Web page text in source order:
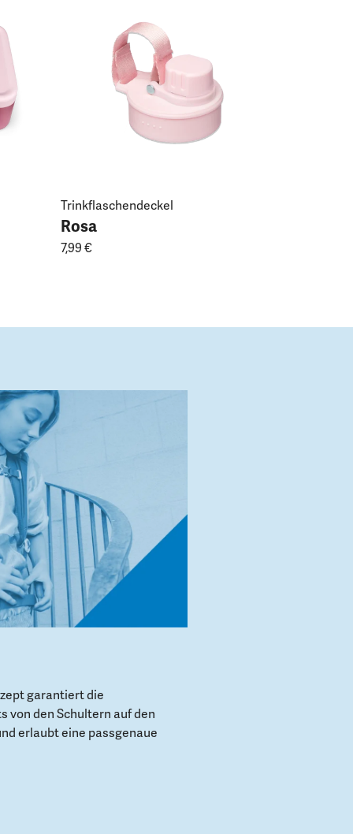
Trinkflaschendeckel
Rosa
7,99 €
garantiert die
von den Schultern auf den
erlaubt eine passgenaue